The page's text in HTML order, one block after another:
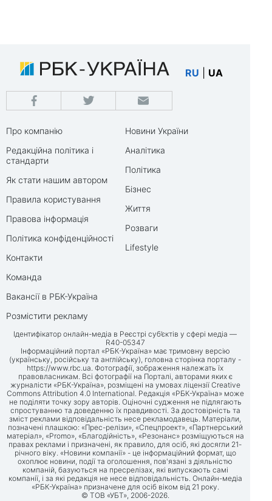
RU UA
Про компанію
Редакційна політика і
стандарти
Як стати нашим автором
Правила користування
Правова інформація
Політика конфіденційності
Контакти
Команда
Вакансії в РБК-Україна
Розмістити рекламу
Новини України
Аналітика
Політика
Бізнес
Життя
Розваги
Lifestyle
Ідентифікатор онлайн-медіа в Реєстрі суб’єктів у сфері медіа —
R40-05347
Інформаційний портал «РБК-Україна» має тримовну версію
(українську, російську та англійську), головна сторінка порталу -
https://www.rbc.ua. Фотографії, зображення належать їх
правовласникам. Всі фотографії на Порталі, авторами яких є
журналісти «РБК-Україна», розміщені на умовах ліцензії Creative
Commons Attribution 4.0 International. Редакція «РБК-Україна» може
не поділяти точку зору авторів. Оціночні судження не підлягають
спростуванню та доведенню їх правдивості. За достовірність та
зміст реклами відповідальність несе рекламодавець. Матеріали,
позначені плашкою: «Прес-релізи», «Спецпроект», «Партнерський
матеріал», «Promo», «Благодійність», «Резонанс» розміщуються на
правах реклами і призначені, як правило, для осіб, які досягли 21-
річного віку. «Новини компанії» - це інформаційний формат, що
охоплює новини, події та оголошення, пов'язані з діяльністю
компаній, базуються на пресрелізах, які випускають самі
компанії, і за які редакція не несе відповідальність. Онлайн-медіа
«РБК-Україна» призначене для осіб віком від 21 року.
© ТОВ «УБТ», 2006-2026.